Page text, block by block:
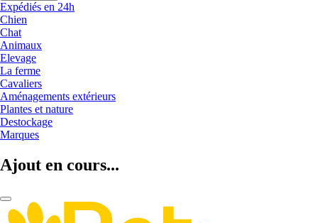
Expédiés en 24h
Chien
Chat
Animaux
Elevage
La ferme
Cavaliers
Aménagements extérieurs
Plantes et nature
Destockage
Marques
Ajout en cours...